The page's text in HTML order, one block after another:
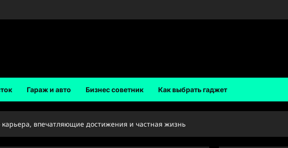
Гараж и авто Бизнес советник Как выбрать гаджет
впечатляющие достижения и частная жизнь